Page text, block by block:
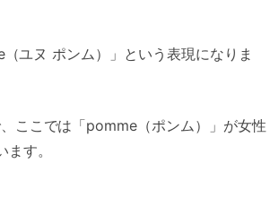
ユヌ ポンム）」という表現になりま
ここでは「pomme（ポンム）」が女性
す。